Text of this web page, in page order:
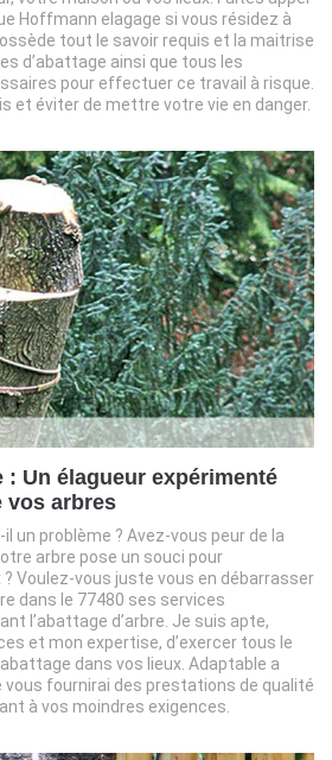
Hoffmann elagage si vous résidez à
tout le savoir requis et la maitrise
d’abattage ainsi que tous les
pour effectuer ce travail à risque.
et éviter de mettre votre vie en danger.
: Un élagueur expérimenté
vos arbres
un problème ? Avez-vous peur de la
arbre pose un souci pour
? Voulez-vous juste vous en débarrasser
dans le 77480 ses services
l’abattage d’arbre. Je suis apte,
et mon expertise, d’exercer tous le
dans vos lieux. Adaptable a
fournirai des prestations de qualité
à vos moindres exigences.